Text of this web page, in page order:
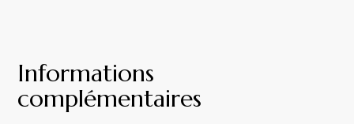
Informations
complémentaires